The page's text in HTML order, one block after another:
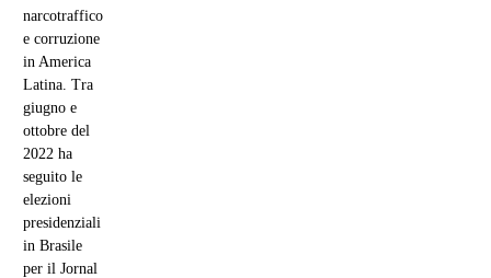
narcotraffico
e corruzione
in America
Latina. Tra
giugno e
ottobre del
2022 ha
seguito le
elezioni
presidenziali
in Brasile
per il Jornal